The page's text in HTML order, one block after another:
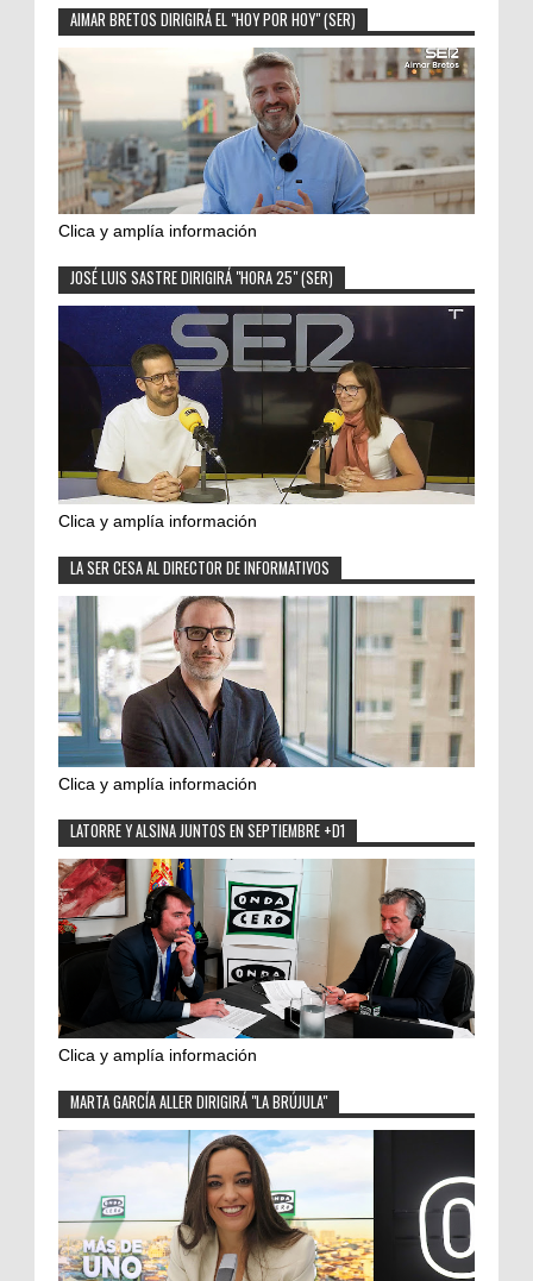
AIMAR BRETOS DIRIGIRÁ EL "HOY POR HOY" (SER)
Clica y amplía información
JOSÉ LUIS SASTRE DIRIGIRÁ "HORA 25" (SER)
Clica y amplía información
LA SER CESA AL DIRECTOR DE INFORMATIVOS
Clica y amplía información
LATORRE Y ALSINA JUNTOS EN SEPTIEMBRE +D1
Clica y amplía información
MARTA GARCÍA ALLER DIRIGIRÁ "LA BRÚJULA"